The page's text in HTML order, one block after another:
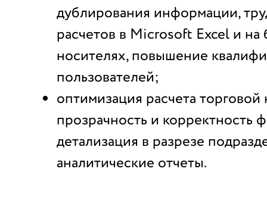
дублирования информации,
расчетов в Microsoft Excel и
носителях, повышение
пользователей;
оптимизация расчета
прозрачность и корректность
детализация в разрезе
аналитические отчеты.